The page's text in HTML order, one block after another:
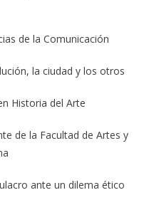
de la Comunicación
la ciudad y los otros
Historia del Arte
de la Facultad de Artes y
ante un dilema ético